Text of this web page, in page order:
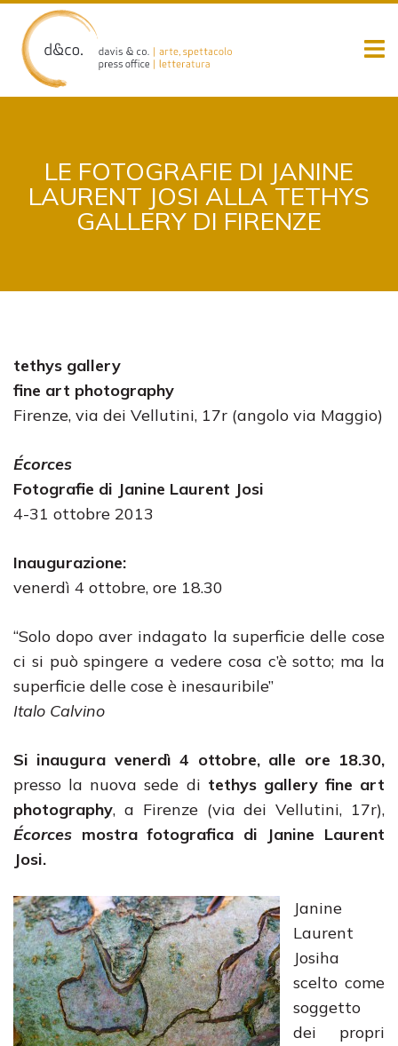
content
LE FOTOGRAFIE DI JANINE
LAURENT JOSI ALLA TETHYS
GALLERY DI FIRENZE
tethys gallery
fine art photography
Firenze, via dei Vellutini, 17r (angolo via Maggio)
Écorces
Fotografie di Janine Laurent Josi
4-31 ottobre 2013
Inaugurazione:
venerdì 4 ottobre, ore 18.30
“Solo dopo aver indagato la superficie delle cose
ci si può spingere a vedere cosa c’è sotto; ma la
superficie delle cose è inesauribile”
Italo Calvino
Si inaugura venerdì 4 ottobre, alle ore 18.30,
presso la nuova sede di tethys gallery fine art
photography, a Firenze (via dei Vellutini, 17r),
Écorces mostra fotografica di Janine Laurent
Josi.
Janine
Laurent
Josiha
scelto come
soggetto
dei propri